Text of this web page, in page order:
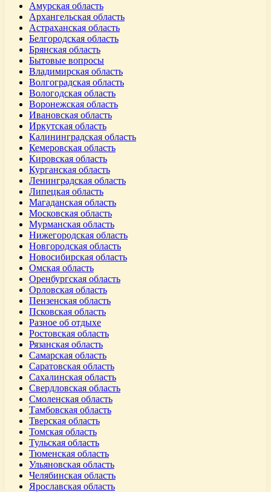
Амурская область
Архангельская область
Астраханская область
Белгородская область
Брянская область
Бытовые вопросы
Владимирская область
Волгоградская область
Вологодская область
Воронежская область
Ивановская область
Иркутская область
Калининградская область
Кемеровская область
Кировская область
Курганская область
Ленинградская область
Липецкая область
Магаданская область
Московская область
Мурманская область
Нижегородская область
Новгородская область
Новосибирская область
Омская область
Оренбургская область
Орловская область
Пензенская область
Псковская область
Разное об отдыхе
Ростовская область
Рязанская область
Самарская область
Саратовская область
Сахалинская область
Свердловская область
Смоленская область
Тамбовская область
Тверская область
Томская область
Тульская область
Тюменская область
Ульяновская область
Челябинская область
Ярославская область